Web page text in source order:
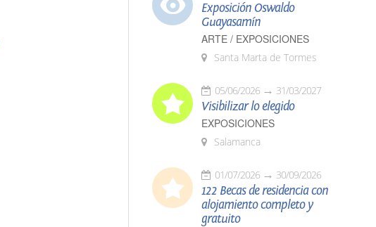
Exposición Oswaldo
Guayasamín
ARTE / EXPOSICIONES
Santa Marta de Tormes
05/06/2026 31/03/2027
Visibilizar lo elegido
EXPOSICIONES
Salamanca
01/07/2026 30/09/2026
122 Becas de residencia con
alojamiento completo y
gratuito